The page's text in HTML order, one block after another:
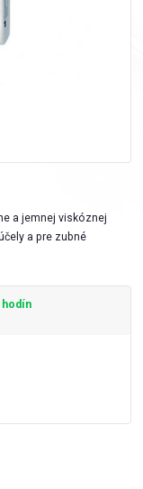
a jemnej viskóznej
a pre zubné
hodín